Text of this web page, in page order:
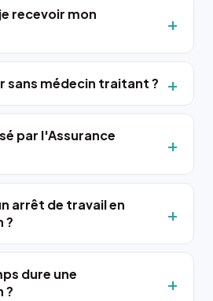
recevoir mon
sans médecin traitant ?
par l'Assurance
arrêt de travail en
?
dure une
?